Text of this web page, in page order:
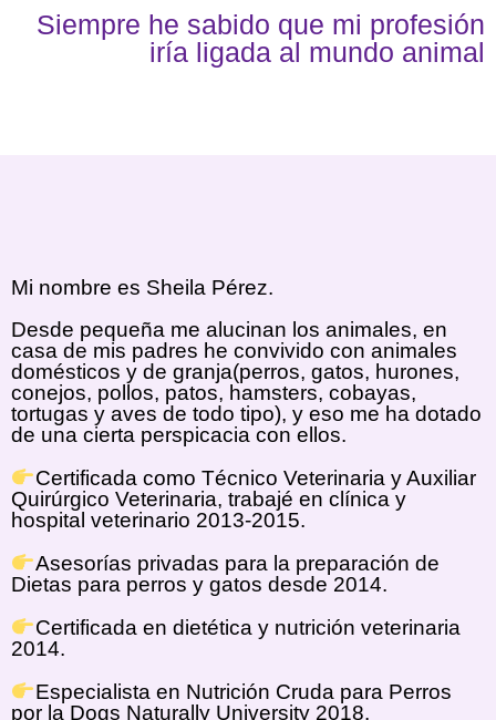
Siempre he sabido que mi profesión
iría ligada al mundo animal
Mi nombre es Sheila Pérez.
Desde pequeña me alucinan los animales, en
casa de mis padres he convivido con animales
domésticos y de granja(perros, gatos, hurones,
conejos, pollos, patos, hamsters, cobayas,
tortugas y aves de todo tipo), y eso me ha dotado
de una cierta perspicacia con ellos.
Certificada como Técnico Veterinaria y Auxiliar
Quirúrgico Veterinaria, trabajé en clínica y
hospital veterinario 2013-2015.
Asesorías privadas para la preparación de
Dietas para perros y gatos desde 2014.
Certificada en dietética y nutrición veterinaria
2014.
Especialista en Nutrición Cruda para Perros
por la Dogs Naturally University 2018.